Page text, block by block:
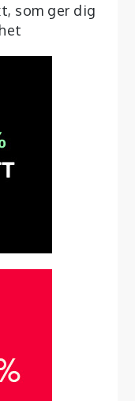
som ger dig